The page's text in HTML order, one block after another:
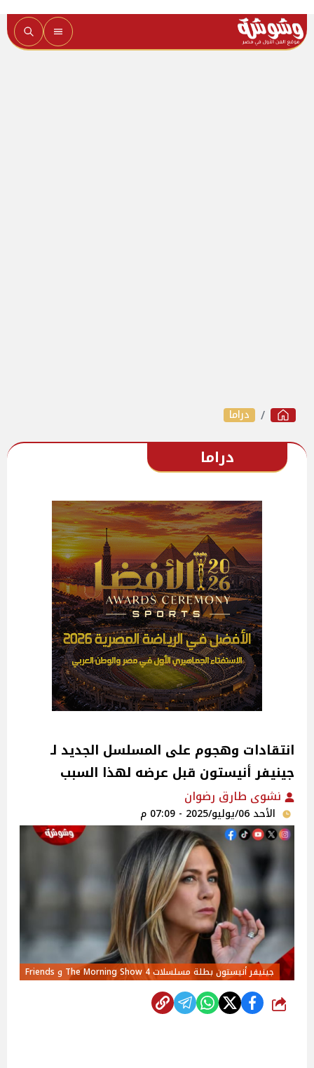
دراما
دراما
انتقادات وهجوم على المسلسل الجديد لـ
جينيفر أنيستون قبل عرضه لهذا السبب
نشوى طارق رضوان
الأحد 06/يوليو/2025 - 07:09 م
جينيفر أنيستون بطلة مسلسلات The Morning Show 4 و Friends
شارك